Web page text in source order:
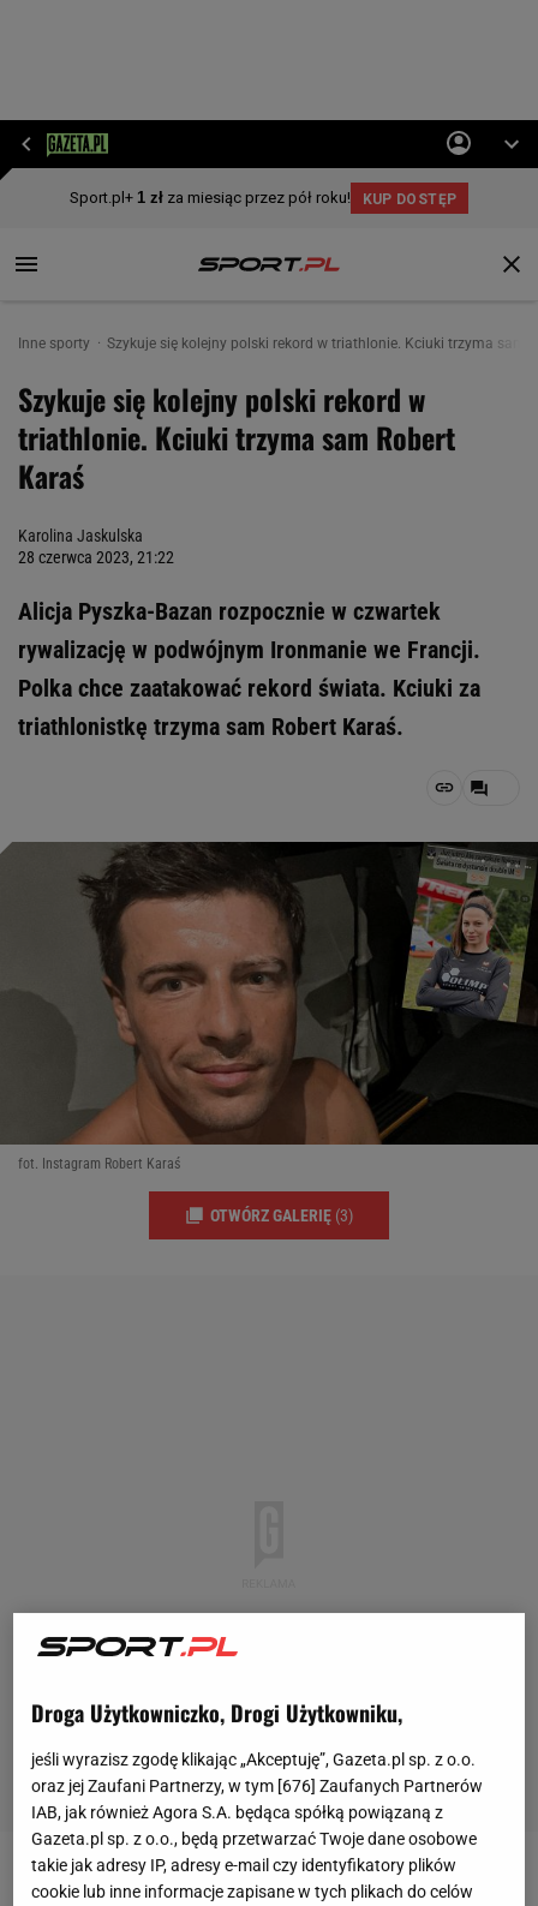
Inne sporty Szykuje się kolejny polski rekord w triathlonie. Kciuki trzyma sam
Szykuje się kolejny polski rekord w
triathlonie. Kciuki trzyma sam Robert
Karaś
Karolina Jaskulska
28 czerwca 2023, 21:22
Alicja Pyszka-Bazan rozpocznie w czwartek
rywalizację w podwójnym Ironmanie we Francji.
Polka chce zaatakować rekord świata. Kciuki za
triathlonistkę trzyma sam Robert Karaś.
fot. Instagram Robert Karaś
OTWÓRZ GALERIĘ (3)
Kilka tygodni temu cała Polska emocjonowała się
Droga Użytkowniczko, Drogi Użytkowniku,
jeśli wyrazisz zgodę klikając „Akceptuję”, Gazeta.pl sp. z o.o.
oraz jej Zaufani Partnerzy, w tym [676] Zaufanych Partnerów
IAB, jak również Agora S.A. będąca spółką powiązaną z
Gazeta.pl sp. z o.o., będą przetwarzać Twoje dane osobowe
takie jak adresy IP, adresy e-mail czy identyfikatory plików
cookie lub inne informacje zapisane w tych plikach do celów